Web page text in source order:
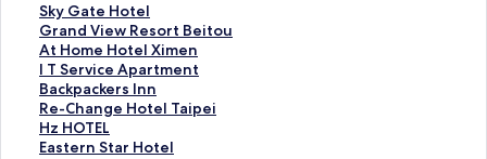
T
a
i
p
e
i
頁
面
i
B
e
i
t
o
u
頁
-
H
a
n
k
o
u
頁
i
G
a
r
d
e
n
H
o
t
e
l
K
a
i
f
H
o
t
e
l
T
a
i
s
e
T
a
i
p
e
i
o
t
e
l
T
a
i
p
d
e
r
s
H
o
t
e
t
e
l
R
e
l
a
x
h
e
e
r
s
L
o
f
S
o
t
e
t
s
u
G
啟
S
o
l
a
r
i
a
開
啟
M
a
y
e
r
I
會
開
啟
A
i
r
l
i
結
會
開
啟
F
i
n
d
連
結
會
開
啟
H
o
t
Sky Gate Hotel
此
連
結
會
開
啟
S
k
Grand View Resort Beitou
此
連
結
會
開
啟
G
At Home Hotel Ximen
此
連
結
會
開
啟
I T Service Apartment
此
連
結
會
開
Backpackers Inn
此
連
結
會
Re-Change Hotel Taipei
此
連
結
Hz HOTEL
此
連
Eastern Star Hotel
此